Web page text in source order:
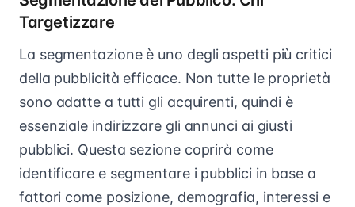
Targetizzare
La segmentazione è uno degli aspetti più critici
della pubblicità efficace. Non tutte le proprietà
sono adatte a tutti gli acquirenti, quindi è
essenziale indirizzare gli annunci ai giusti
pubblici. Questa sezione coprirà come
identificare e segmentare i pubblici in base a
fattori come posizione, demografia, interessi e